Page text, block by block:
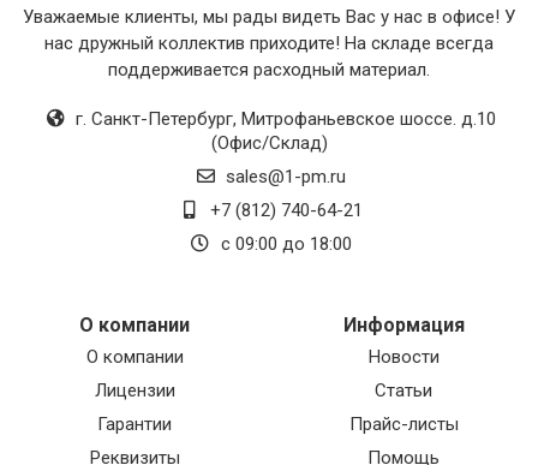
Уважаемые клиенты, мы рады видеть Вас у нас в офисе! У
нас дружный коллектив приходите! На складе всегда
поддерживается расходный материал.
г. Санкт-Петербург, Митрофаньевское шоссе. д.10
(Офис/Склад)
sales@1-pm.ru
+7 (812) 740-64-21
с 09:00 до 18:00
О компании
О компании
Лицензии
Гарантии
Реквизиты
Информация
Новости
Статьи
Прайс-листы
Помощь